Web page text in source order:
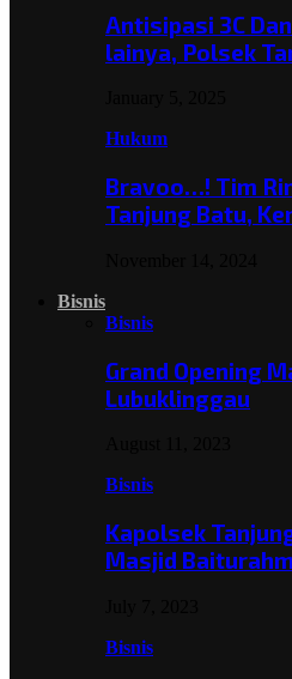
Antisipasi 3C
lainya, Polsek
Hukum
Bravoo…! Tim
Tanjung Batu,
Bisnis
Bisnis
Grand Opening
Lubuklinggau
Bisnis
Kapolsek
Masjid
Bisnis